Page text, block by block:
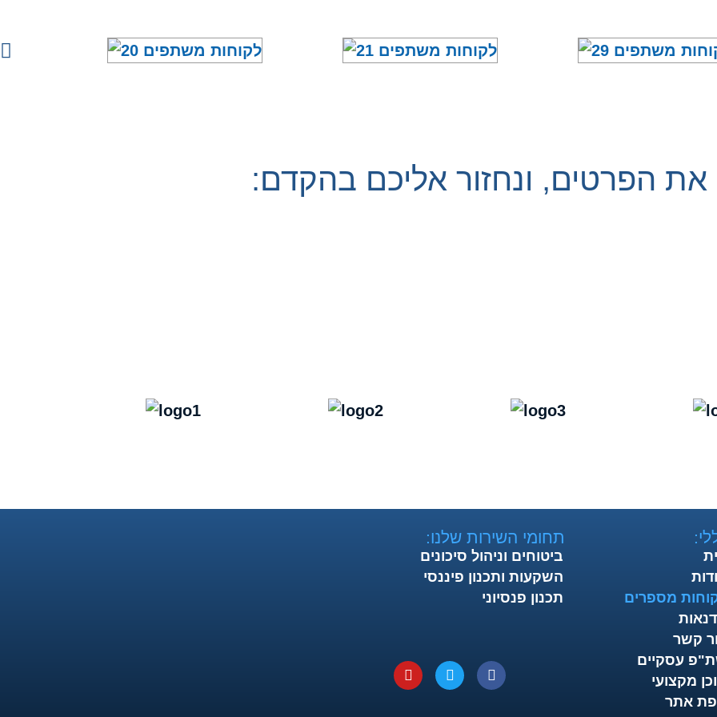
את הפרטים, ונחזור אליכם בהקדם:
מספרים
קשר
עסקיים
מקצועי
אתר
תחומי השירות שלנו:
ביטוחים וניהול סיכונים
השקעות ותכנון פיננסי
תכנון פנסיוני